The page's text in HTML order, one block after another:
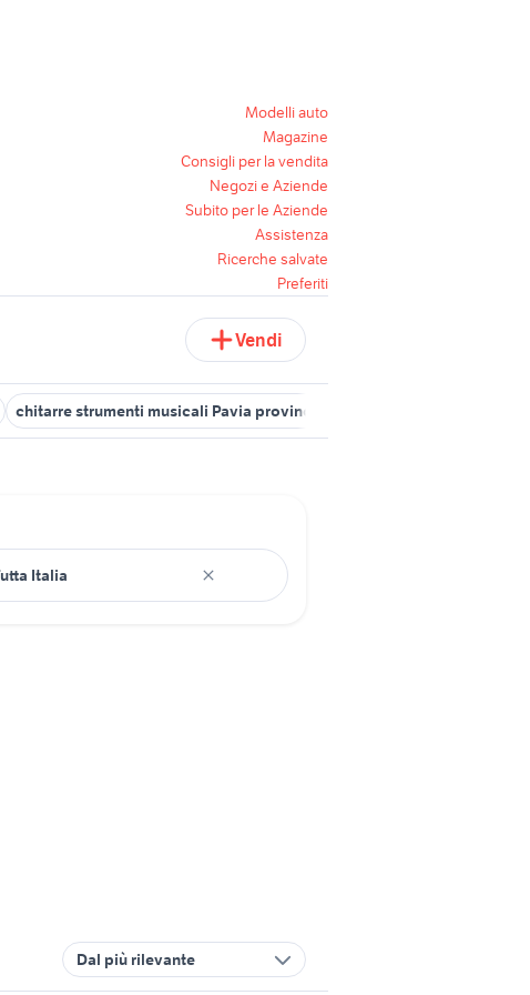
Modelli auto
Magazine
Consigli per la vendita
Negozi e Aziende
Subito per le Aziende
Assistenza
Ricerche salvate
Preferiti
Vendi
chitarre strumenti musicali Pavia provincia
Dal più rilevante